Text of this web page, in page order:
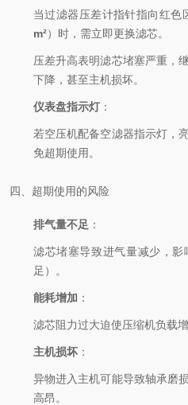
当过滤器压差计指针指向红色
m²）时，需立即更换滤芯。
压差升高表明滤芯堵塞严重，
下降，甚至主机损坏。
仪表盘指示灯 ：
若空压机配备空滤器指示灯，
免超期使用。
四、超期使用的风险
排气量不足 ：
滤芯堵塞导致进气量减少，
足）。
能耗增加 ：
滤芯阻力过大迫使压缩机负载
主机损坏 ：
异物进入主机可能导致轴承磨
高昂。